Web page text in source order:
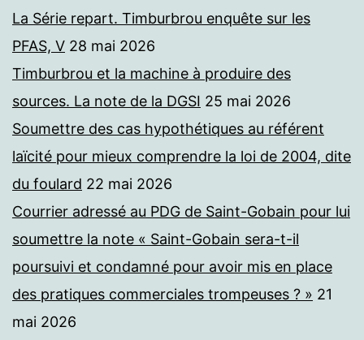
La Série repart. Timburbrou enquête sur les
PFAS, V 28 mai 2026
Timburbrou et la machine à produire des
sources. La note de la DGSI 25 mai 2026
Soumettre des cas hypothétiques au référent
laïcité pour mieux comprendre la loi de 2004, dite
du foulard 22 mai 2026
Courrier adressé au PDG de Saint-Gobain pour lui
soumettre la note « Saint-Gobain sera-t-il
poursuivi et condamné pour avoir mis en place
des pratiques commerciales trompeuses ? » 21
mai 2026